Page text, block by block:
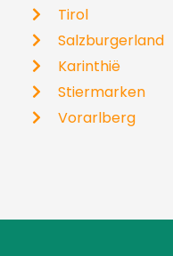
Tirol
Salzburgerland
Karinthië
Stiermarken
Vorarlberg